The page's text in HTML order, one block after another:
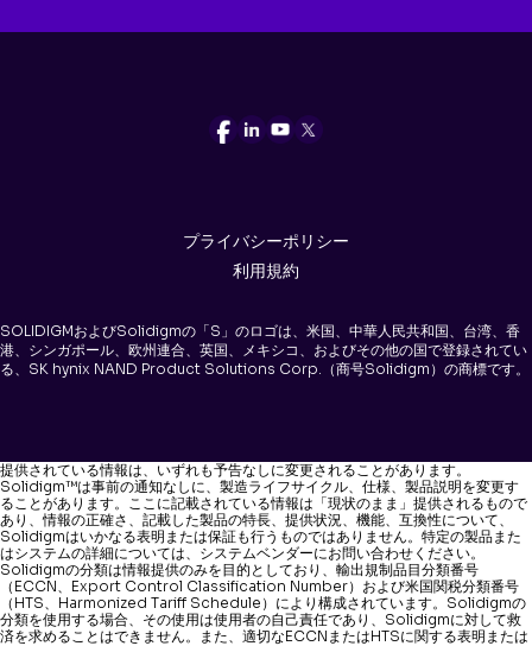
プライバシーポリシー
利用規約
SOLIDIGMおよびSolidigmの「S」のロゴは、米国、中華人民共和国、台湾、香
港、シンガポール、欧州連合、英国、メキシコ、およびその他の国で登録されてい
る、SK hynix NAND Product Solutions Corp.（商号Solidigm）の商標です。
提供されている情報は、いずれも予告なしに変更されることがあります。
Solidigm™は事前の通知なしに、製造ライフサイクル、仕様、製品説明を変更す
ることがあります。ここに記載されている情報は「現状のまま」提供されるもので
あり、情報の正確さ、記載した製品の特長、提供状況、機能、互換性について、
Solidigmはいかなる表明または保証も行うものではありません。特定の製品また
はシステムの詳細については、システムベンダーにお問い合わせください。
Solidigmの分類は情報提供のみを目的としており、輸出規制品目分類番号
（ECCN、Export Control Classification Number）および米国関税分類番号
（HTS、Harmonized Tariff Schedule）により構成されています。Solidigmの
分類を使用する場合、その使用は使用者の自己責任であり、Solidigmに対して救
済を求めることはできません。また、適切なECCNまたはHTSに関する表明または